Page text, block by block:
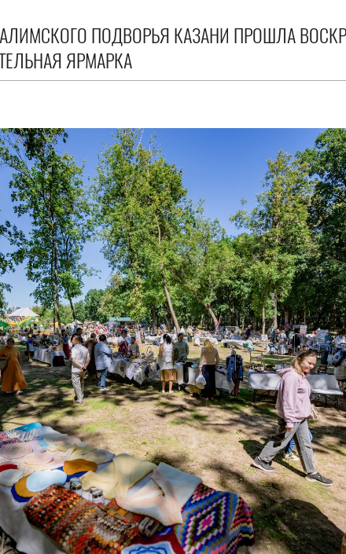
ПОДВОРЬЯ КАЗАНИ ПРОШЛА
ЯРМАРКА